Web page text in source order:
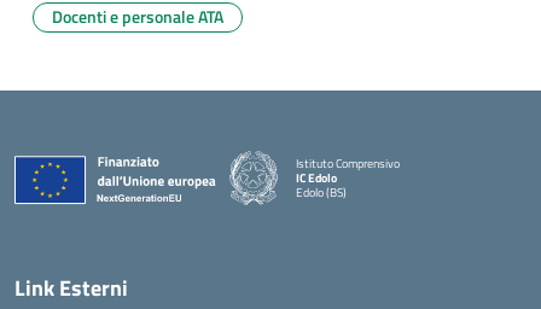
Docenti e personale ATA
Istituto Comprensivo
IC Edolo
Edolo (BS)
Link Esterni